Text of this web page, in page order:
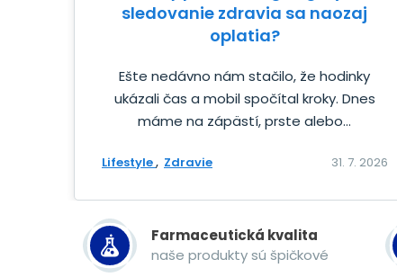
sledovanie zdravia sa naozaj
oplatia?
Ešte nedávno nám stačilo, že hodinky
ukázali čas a mobil spočítal kroky. Dnes
máme na zápästí, prste alebo...
Lifestyle Zdravie 31. 7. 2026
Farmaceutická kvalita
naše produkty sú špičkové